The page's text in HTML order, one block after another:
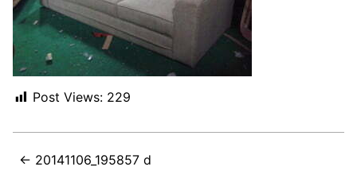
Post Views: 229
← 20141106_195857 d